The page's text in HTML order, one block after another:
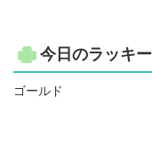
今日のラッキ
ゴールド